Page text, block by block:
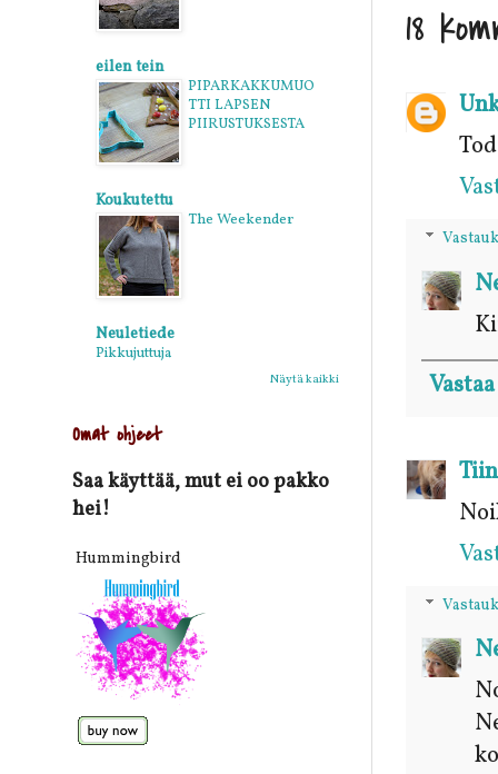
18
Vastaa
eilen tein
PIPARKAKKUMUO
TTI LAPSEN
PIIRUSTUKSESTA
Koukutettu
The Weekender
Neuletiede
Pikkujuttuja
Näytä kaikki
Omat ohjeet
Saa käyttää, mut ei oo pakko
hei!
Hummingbird